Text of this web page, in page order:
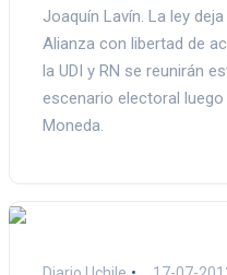
Joaquín Lavín. La ley
Alianza con libertad de
la UDI y RN se reunirán
escenario electoral
Moneda.